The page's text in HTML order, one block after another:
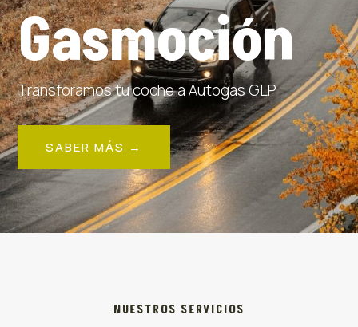
Gasmoción
Transforamos tu coche a Autogas GLP
SABER MÁS →
NUESTROS SERVICIOS